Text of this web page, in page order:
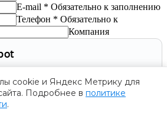
cookie и Яндекс Метрику для
Подробнее в политике
.
E-mail * Обязательно к заполнению
Телефон * Обязательно к
Компания